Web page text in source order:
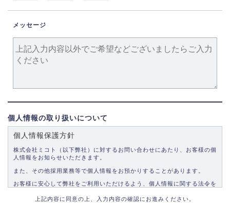
メッセージ
個人情報の取り扱いについて
個人情報保護方針
株式会社ミコト（以下弊社）に対するお問い合わせにあたり、お客様の個
人情報をお知らせいただきます。
また、その他採用業務等で個人情報をお預かりすることがあります。
お客様に安心して弊社をご利用いただけるよう、個人情報に関する法令を
上記内容に同意の上、入力内容の確認にお進みください。